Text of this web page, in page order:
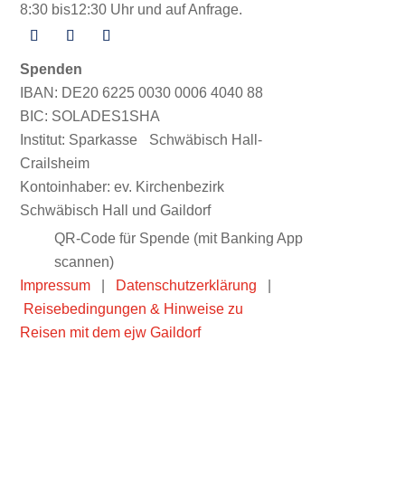
8:30 bis12:30 Uhr und auf Anfrage.
Spenden
IBAN: DE20 6225 0030 0006 4040 88
BIC: SOLADES1SHA
Institut: Sparkasse Schwäbisch Hall-
Crailsheim
Kontoinhaber: ev. Kirchenbezirk
Schwäbisch Hall und Gaildorf
QR-Code für Spende (mit Banking App
scannen)
Impressum
Datenschutzerklärung
Reisebedingungen & Hinweise zu
Reisen mit dem ejw Gaildorf